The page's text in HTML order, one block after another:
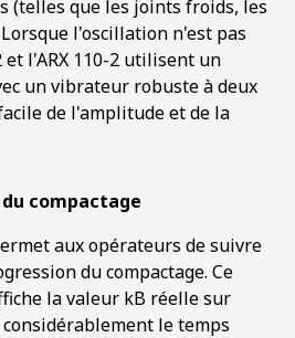
(telles que les joints froids, les
Lorsque l'oscillation n'est pas
et l'ARX 110-2 utilisent un
un vibrateur robuste à deux
de l'amplitude et de la
compactage
aux opérateurs de suivre
du compactage. Ce
la valeur kB réelle sur
le temps